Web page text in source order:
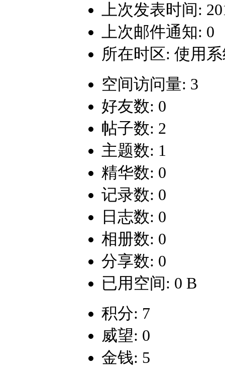
上次发表时间:
上次邮件通知: 0
所在时区: 使用
空间访问量: 3
好友数: 0
帖子数: 2
主题数: 1
精华数: 0
记录数: 0
日志数: 0
相册数: 0
分享数: 0
已用空间: 0 B
积分: 7
威望: 0
金钱: 5